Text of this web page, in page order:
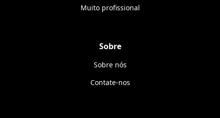
Muito profissional
Sobre
Sobre nós
Contate-nos